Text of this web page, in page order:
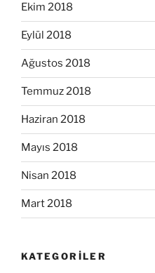
Ekim 2018
Eylül 2018
Ağustos 2018
Temmuz 2018
Haziran 2018
Mayıs 2018
Nisan 2018
Mart 2018
KATEGORILER